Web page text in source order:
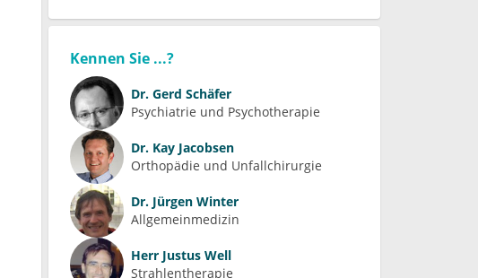
Kennen Sie ...?
Dr. Gerd Schäfer
Psychiatrie und Psychotherapie
Dr. Kay Jacobsen
Orthopädie und Unfallchirurgie
Dr. Jürgen Winter
Allgemeinmedizin
Herr Justus Well
Strahlentherapie